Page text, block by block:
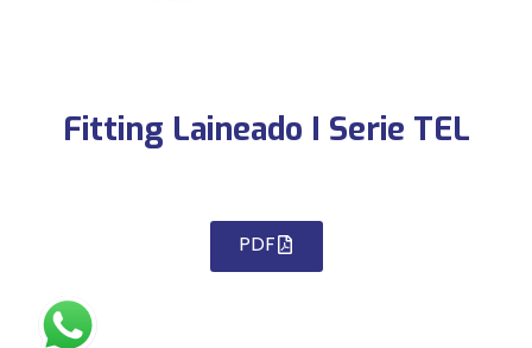
Fitting Laineado I Serie TEL
PDF